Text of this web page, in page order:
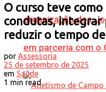
organização dos
em parceria com o
O curso teve
condutas, integrar
reduzir o tempo
por Assessoria
25 de setembro de 2025
em Saúde
1 min read